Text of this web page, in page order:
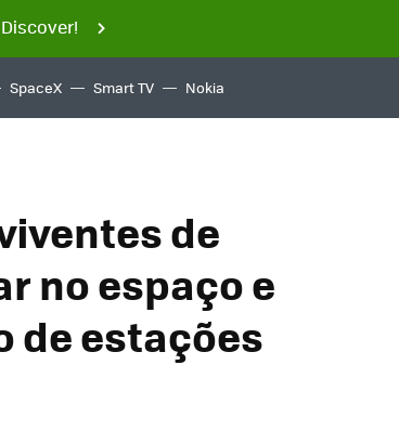
SpaceX Smart TV Nokia
de
no espaço e
de estações